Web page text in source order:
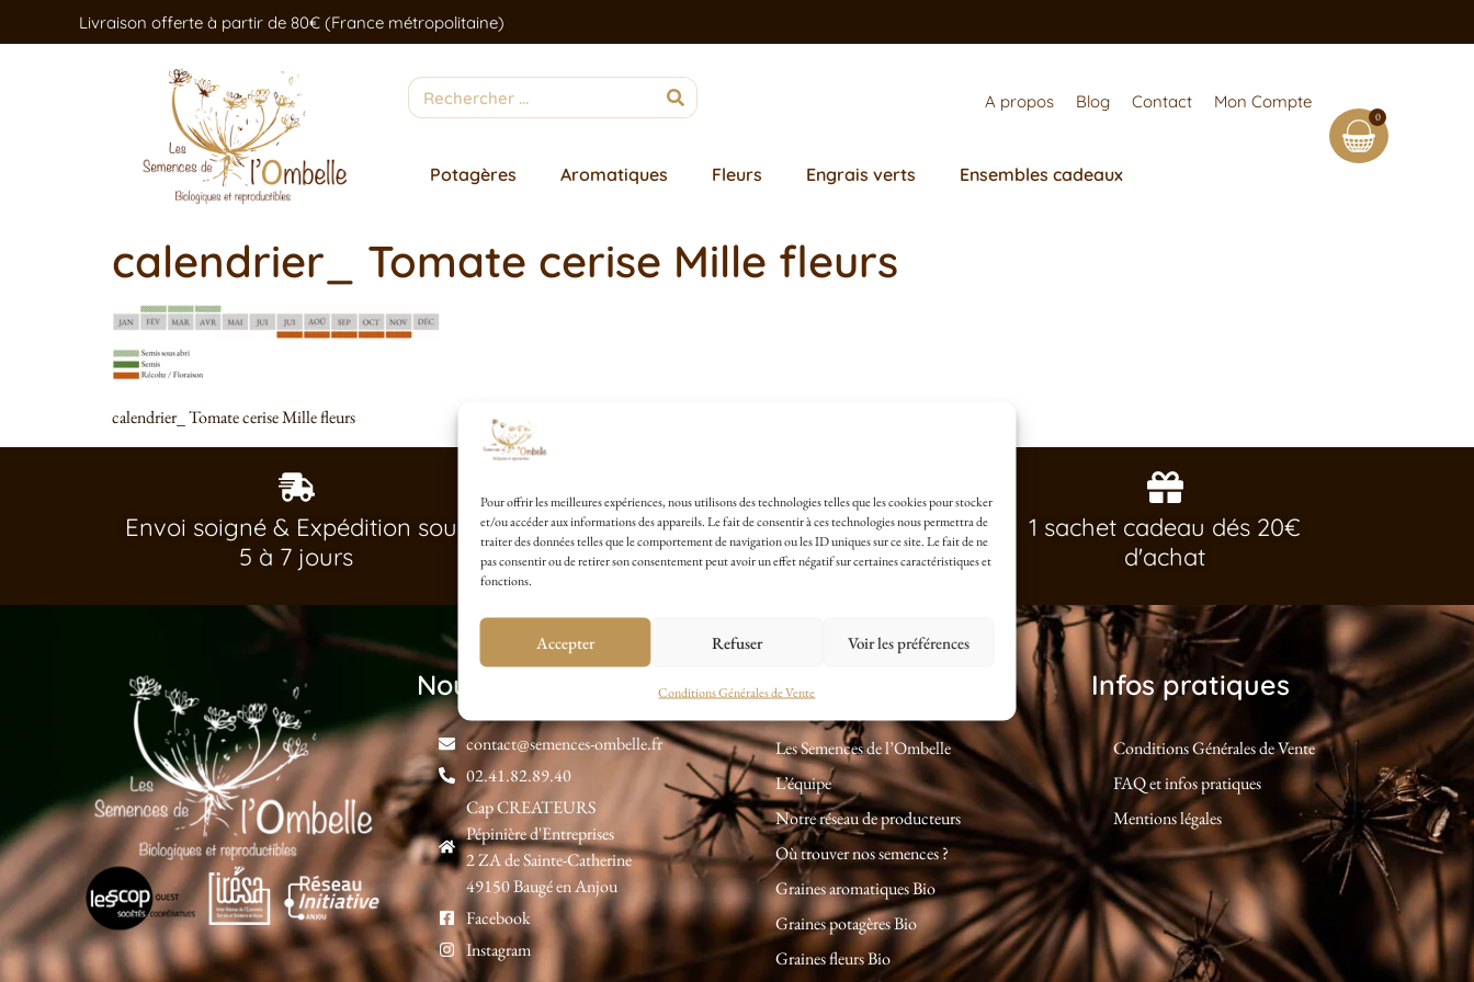
Pour offrir les meilleures expériences, nous utilisons des technologies telles que les cookies pour stocker
et/ou accéder aux informations des appareils. Le fait de consentir à ces technologies nous permettra de
traiter des données telles que le comportement de navigation ou les ID uniques sur ce site. Le fait de ne
pas consentir ou de retirer son consentement peut avoir un effet négatif sur certaines caractéristiques et
fonctions.
Accepter Refuser Voir les préférences
Conditions Générales de Vente
Livraison offerte à partir de 80€ (France métropolitaine)
A propos Blog Contact Mon Compte
Potagères Aromatiques Fleurs Engrais verts Ensembles cadeaux
0
calendrier_ Tomate cerise Mille fleurs
calendrier_ Tomate cerise Mille fleurs
Envoi soigné & Expédition sous
5 à 7 jours
Paiement Sécurisé avec
Payplug
1 sachet cadeau dés 20€
d'achat
Nous contacter
contact@semences-ombelle.fr
02.41.82.89.40
Cap CREATEURS
Pépinière d'Entreprises
2 ZA de Sainte-Catherine
49150 Baugé en Anjou
Facebook
Instagram
A propos
Les Semences de l’Ombelle
L’équipe
Notre réseau de producteurs
Où trouver nos semences ?
Graines aromatiques Bio
Graines potagères Bio
Graines fleurs Bio
Infos pratiques
Conditions Générales de Vente
FAQ et infos pratiques
Mentions légales